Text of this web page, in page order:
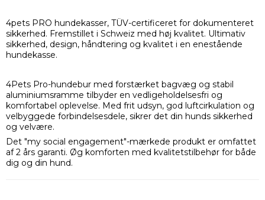
4pets PRO hundekasser, TÜV-certificeret for dokumenteret
sikkerhed. Fremstillet i Schweiz med høj kvalitet. Ultimativ
sikkerhed, design, håndtering og kvalitet i en enestående
hundekasse.
4Pets Pro-hundebur med forstærket bagvæg og stabil
aluminiumsramme tilbyder en vedligeholdelsesfri og
komfortabel oplevelse. Med frit udsyn, god luftcirkulation og
velbyggede forbindelsesdele, sikrer det din hunds sikkerhed
og velvære.
Det "my social engagement"-mærkede produkt er omfattet
af 2 års garanti. Øg komforten med kvalitetstilbehør for både
dig og din hund.